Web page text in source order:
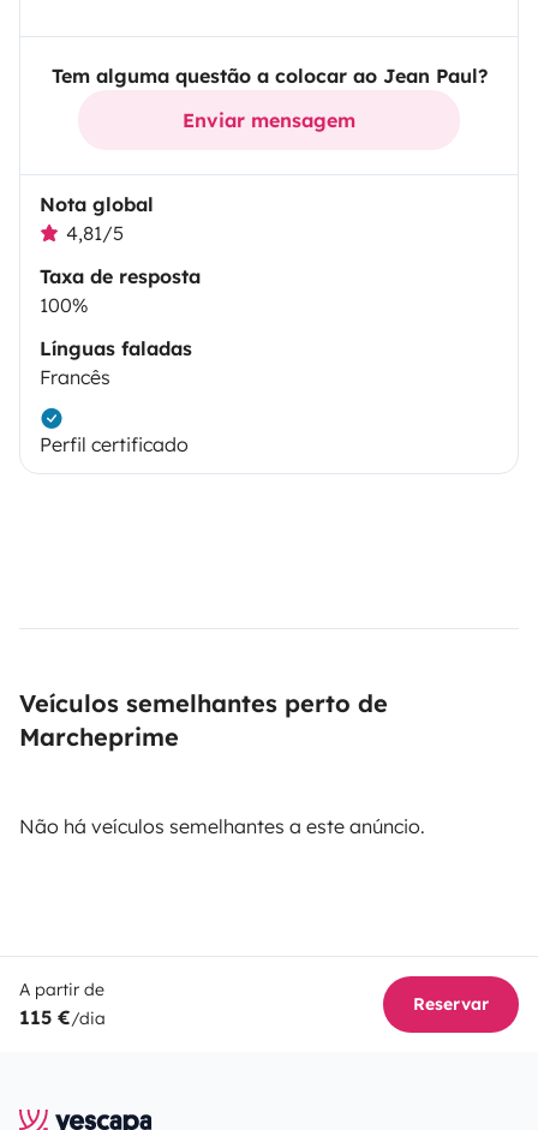
Tem alguma questão a colocar ao Jean Paul?
Enviar mensagem
Nota global
4,81/5
Taxa de resposta
100%
Línguas faladas
Francês
Perfil certificado
Veículos semelhantes perto de
Marcheprime
Não há veículos semelhantes a este anúncio.
A partir de
115 €/dia
Reservar